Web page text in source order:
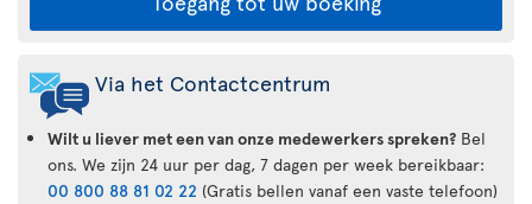
Via het Contactcentrum
Wilt u liever met een van onze medewerkers spreken? Bel
ons. We zijn 24 uur per dag, 7 dagen per week bereikbaar:
00 800 88 81 02 22 (Gratis bellen vanaf een vaste telefoon)